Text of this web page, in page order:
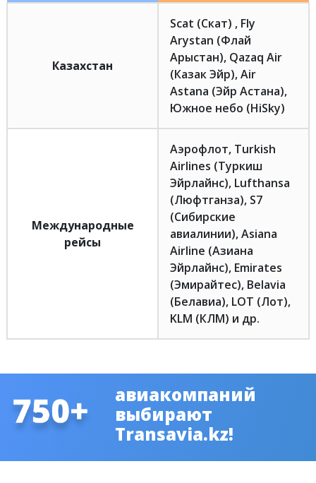
Казахстан
Scat (Скат) , Fly
Arystan (Флай
Арыстан), Qazaq Air
(Казак Эйр), Air
Astana (Эйр Астана),
Южное небо (HiSky)
Международные
рейсы
Аэрофлот, Turkish
Airlines (Туркиш
Эйрлайнс), Lufthansa
(Люфтганза), S7
(Сибирские
авиалинии), Asiana
Airline (Азиана
Эйрлайнс), Emirates
(Эмирайтес), Belavia
(Белавиа), LOT (Лот),
KLM (КЛМ) и др.
авиакомпаний
выбирают
Transavia.kz!